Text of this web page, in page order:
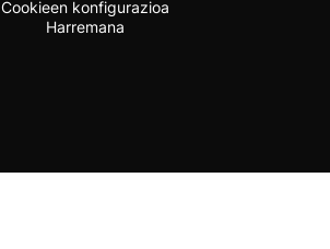
Cookieen konfigurazioa
Harremana